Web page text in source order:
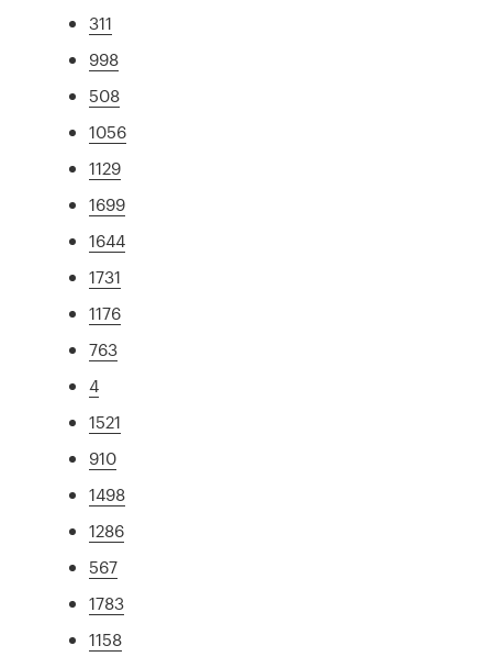
311
998
508
1056
1129
1699
1644
1731
1176
763
4
1521
910
1498
1286
567
1783
1158